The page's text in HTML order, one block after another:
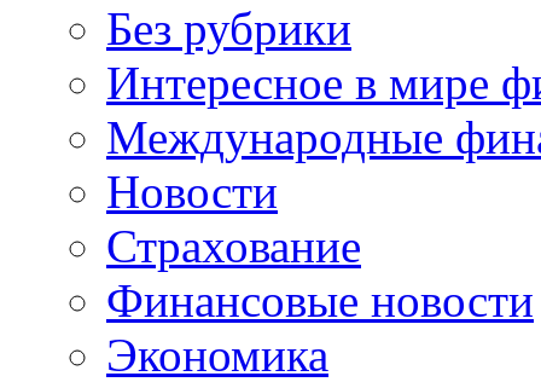
Без рубрики
Интересное в мире
Международные
Новости
Страхование
Финансовые новости
Экономика